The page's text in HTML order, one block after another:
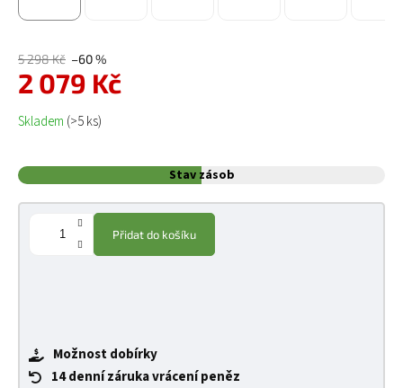
5 298 Kč –60 %
2 079 Kč
Měrná cena:
Skladem (>5 ks)
Stav zásob
Přidat do košíku
Možnost dobírky
14 denní záruka vrácení peněz